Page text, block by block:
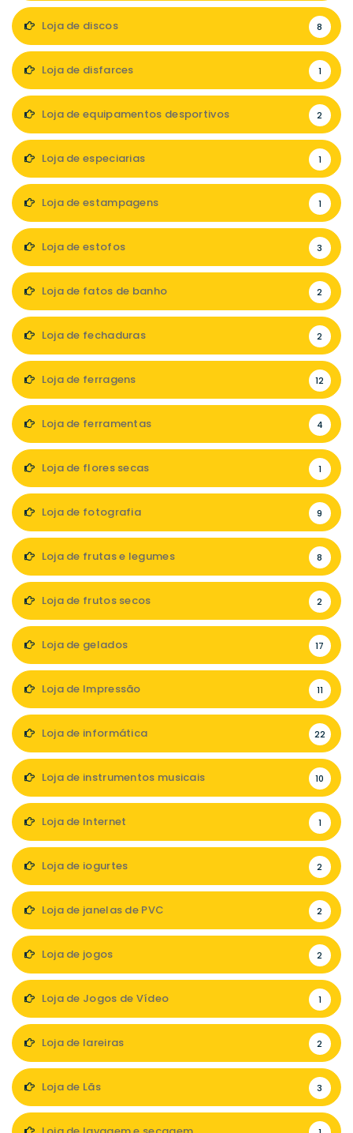
Loja de discos 8
Loja de disfarces 1
Loja de equipamentos desportivos 2
Loja de especiarias 1
Loja de estampagens 1
Loja de estofos 3
Loja de fatos de banho 2
Loja de fechaduras 2
Loja de ferragens 12
Loja de ferramentas 4
Loja de flores secas 1
Loja de fotografia 9
Loja de frutas e legumes 8
Loja de frutos secos 2
Loja de gelados 17
Loja de Impressão 11
Loja de informática 22
Loja de instrumentos musicais 10
Loja de Internet 1
Loja de iogurtes 2
Loja de janelas de PVC 2
Loja de jogos 2
Loja de Jogos de Vídeo 1
Loja de lareiras 2
Loja de Lãs 3